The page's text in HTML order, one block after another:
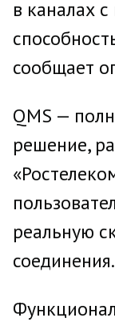
в каналах
сообщает
QMS —
решение,
реальную
соединения.